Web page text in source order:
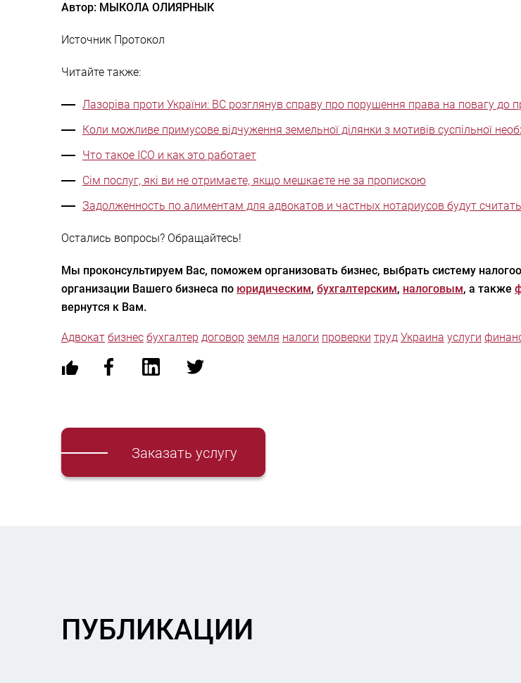
Автор: МЫКОЛА ОЛИЯРНЫК
Источник Протокол
Читайте также:
Лазоріва проти України: ВС розглянув справу про порушення права на повагу до
Коли можливе примусове відчуження земельної ділянки з мотивів суспільної
Что такое ICO и как это работает
Сім послуг, які ви не отримаєте, якщо мешкаєте не за пропискою
Задолженность по алиментам для адвокатов и частных нотариусов будут
Остались вопросы? Обращайтесь!
Мы проконсультируем Вас, поможем организовать бизнес, выбрать систему
организации Вашего бизнеса по юридическим, бухгалтерским, налоговым, а также
вернутся к Вам.
Адвокат бизнес бухгалтер договор земля налоги проверки труд Украина услуги
Заказать услугу
ПУБЛИКАЦИИ